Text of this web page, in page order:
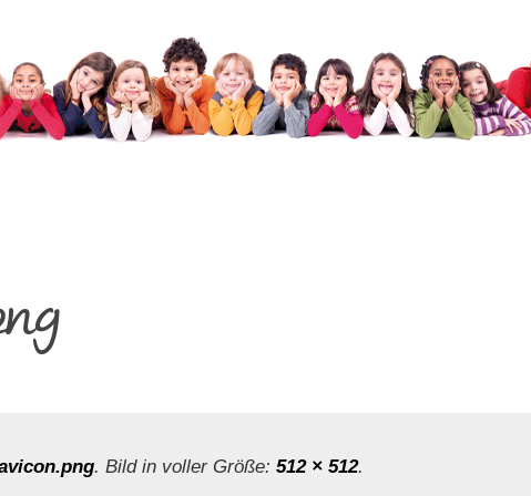
. Bild in voller Größe:512 × 512.